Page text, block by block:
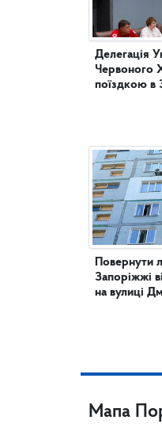
Делегація
Червоного
поїздкою в
Повернути
Запоріжжі
на вулиці
Мапа